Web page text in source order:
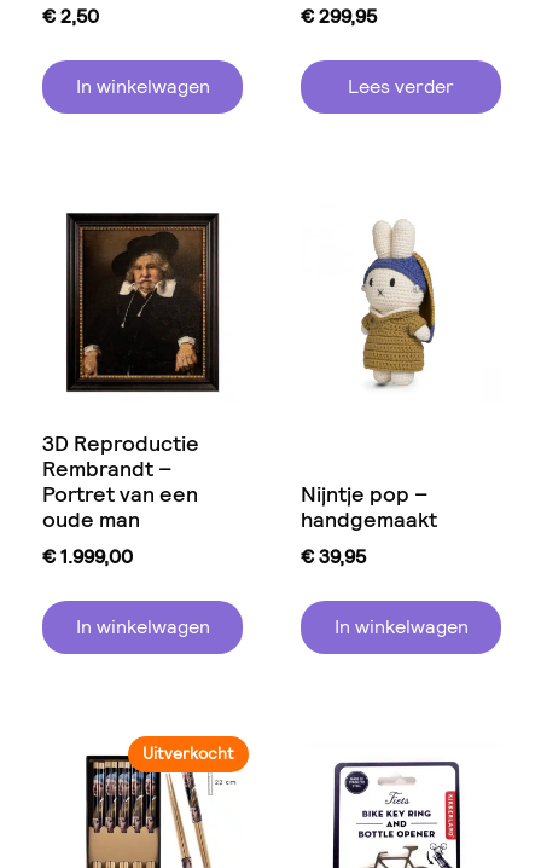
€2,50
In winkelwagen
€299,95
Lees verder
3D Reproductie
Rembrandt –
Portret van een
oude man
€1.999,00
In winkelwagen
Nijntje pop –
handgemaakt
€39,95
In winkelwagen
Uitverkocht